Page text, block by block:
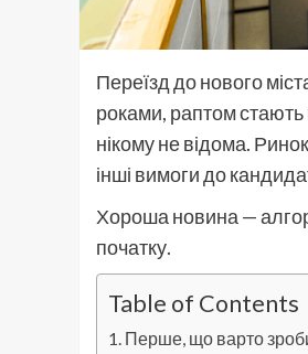
Переїзд до нового
роками, раптом стають
нікому не відома.
інші вимоги до
Хороша новина —
початку.
Table of Contents
Перше, що варто